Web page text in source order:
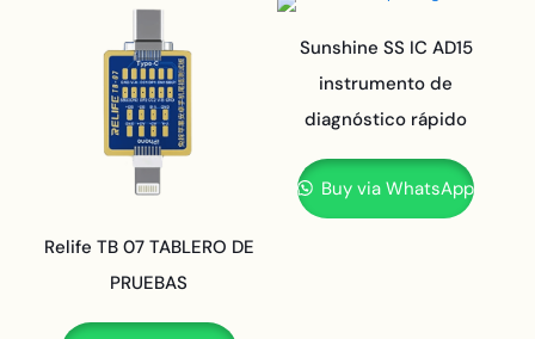
Relife TB 07 TABLERO DE
PRUEBAS
Sunshine SS IC AD15
instrumento de
diagnóstico rápido
Buy via WhatsApp